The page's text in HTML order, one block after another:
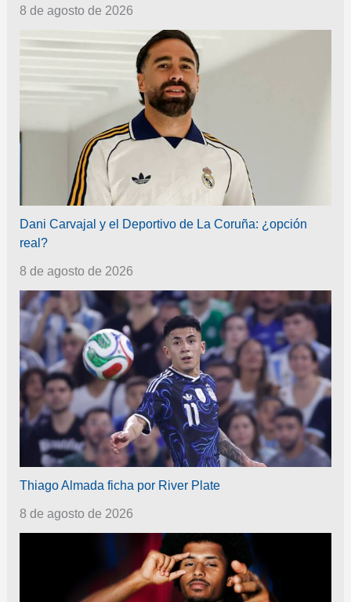
8 de agosto de 2026
Dani Carvajal y el Deportivo de La Coruña: ¿opción
real?
8 de agosto de 2026
Thiago Almada ficha por River Plate
8 de agosto de 2026